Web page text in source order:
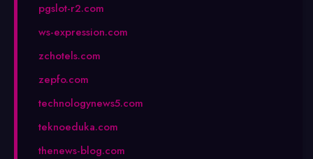
pgslot-r2.com
ws-expression.com
zchotels.com
zepfo.com
technologynews5.com
teknoeduka.com
thenews-blog.com